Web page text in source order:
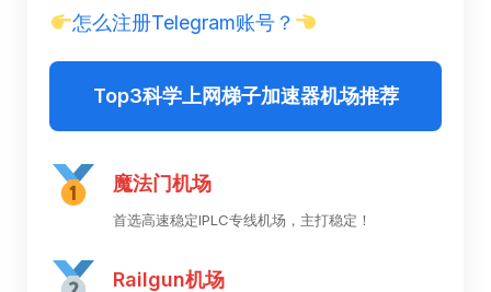
怎么注册Telegram账号？
Top3科学上网梯子加速器机场推荐
魔法门机场
首选高速稳定IPLC专线机场，主打稳定！
Railgun机场